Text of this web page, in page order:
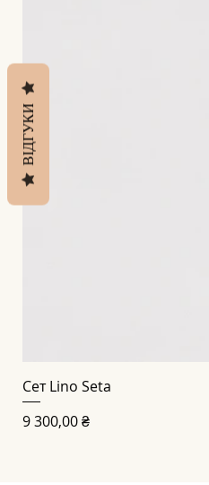
Сет Lino Seta
Ціна
9 300,00 ₴
ВІДГУКИ